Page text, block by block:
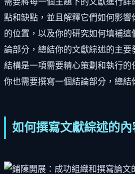
點和缺點，並且解釋它們如何影
的位置，以及你的研究如何填補
論部分，總結你的文獻綜述的主
結構是一項需要精心策劃和執行
你也需要撰寫一個結論部分，總
如何撰寫文獻綜述的內